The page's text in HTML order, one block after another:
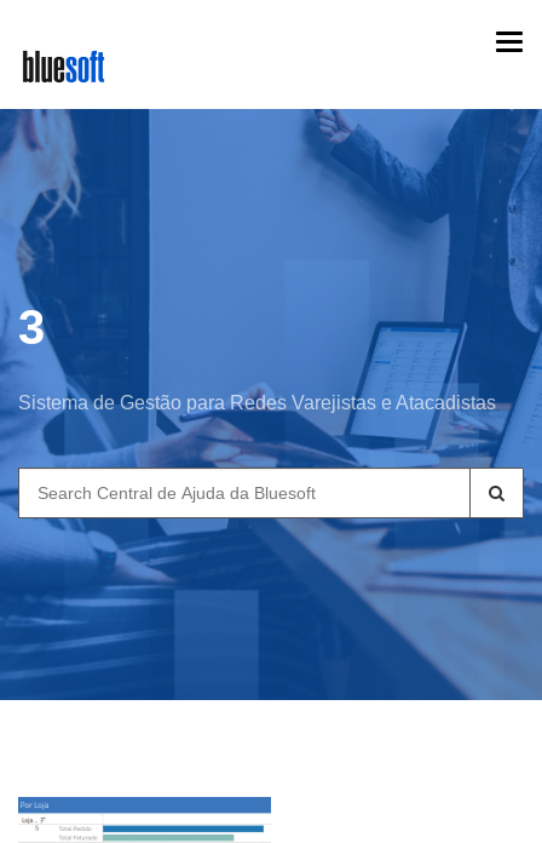
main
content
3
Sistema de Gestão para Redes Varejistas e Atacadistas
Search
for: